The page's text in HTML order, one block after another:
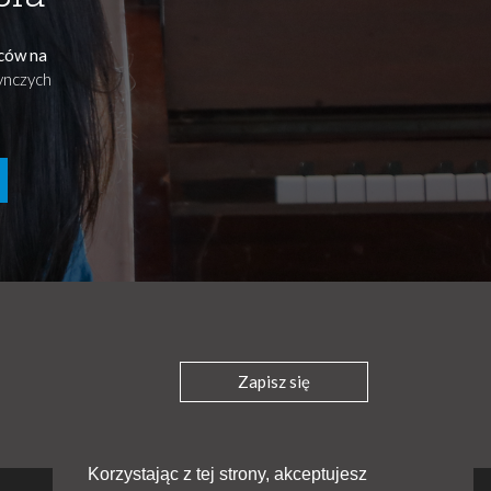
na
Zapisz się
Korzystając z tej strony, akceptujesz